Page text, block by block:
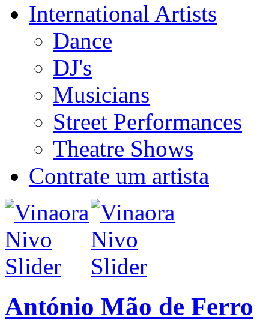
International Artists
Dance
DJ's
Musicians
Street Performances
Theatre Shows
Contrate um artista
António Mão de Ferro